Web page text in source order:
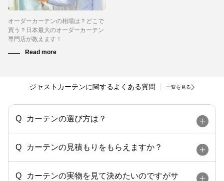
オーダーカーテンの相場は？どこで
買う？日本最大のオーダーカーテン
専門店が教えます！
ジャストカーテンに関するよくある質問 一覧を見る
カーテンの選び方は？
カーテンの見積もりをもらえますか？
カーテンの実物を見て決めたいのですがサ